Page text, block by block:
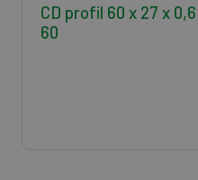
CD profil 60 x 27 x
60